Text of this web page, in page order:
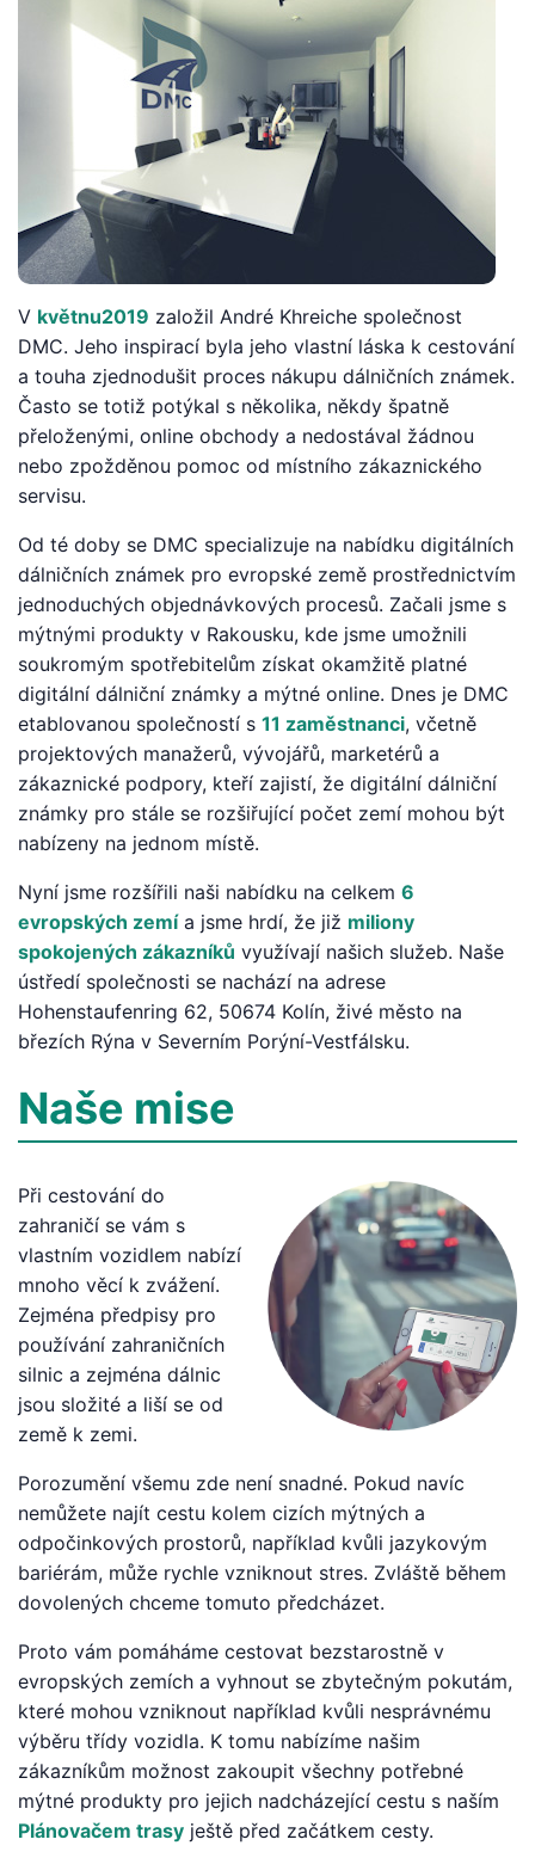
V květnu2019 založil André Khreiche společnost
DMC. Jeho inspirací byla jeho vlastní láska k cestování
a touha zjednodušit proces nákupu dálničních známek.
Často se totiž potýkal s několika, někdy špatně
přeloženými, online obchody a nedostával žádnou
nebo zpožděnou pomoc od místního zákaznického
servisu.
Od té doby se DMC specializuje na nabídku digitálních
dálničních známek pro evropské země prostřednictvím
jednoduchých objednávkových procesů. Začali jsme s
mýtnými produkty v Rakousku, kde jsme umožnili
soukromým spotřebitelům získat okamžitě platné
digitální dálniční známky a mýtné online. Dnes je DMC
etablovanou společností s 11 zaměstnanci, včetně
projektových manažerů, vývojářů, marketérů a
zákaznické podpory, kteří zajistí, že digitální dálniční
známky pro stále se rozšiřující počet zemí mohou být
nabízeny na jednom místě.
Nyní jsme rozšířili naši nabídku na celkem 6
evropských zemía jsme hrdí, že již miliony
spokojených zákazníků využívají našich služeb. Naše
ústředí společnosti se nachází na adrese
Hohenstaufenring 62, 50674 Kolín, živé město na
březích Rýna v Severním Porýní-Vestfálsku.
Naše mise
Při cestování do
zahraničí se vám s
vlastním vozidlem nabízí
mnoho věcí k zvážení.
Zejména předpisy pro
používání zahraničních
silnic a zejména dálnic
jsou složité a liší se od
země k zemi.
Porozumění všemu zde není snadné. Pokud navíc
nemůžete najít cestu kolem cizích mýtných a
odpočinkových prostorů, například kvůli jazykovým
bariérám, může rychle vzniknout stres. Zvláště během
dovolených chceme tomuto předcházet.
Proto vám pomáháme cestovat bezstarostně v
evropských zemích a vyhnout se zbytečným pokutám,
které mohou vzniknout například kvůli nesprávnému
výběru třídy vozidla. K tomu nabízíme našim
zákazníkům možnost zakoupit všechny potřebné
mýtné produkty pro jejich nadcházející cestu s naším
Plánovačem trasy ještě před začátkem cesty.